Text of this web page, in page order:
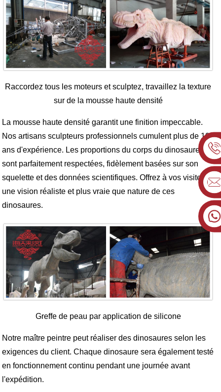
Raccordez tous les moteurs et sculptez, travaillez la texture
sur de la mousse haute densité
La mousse haute densité garantit une finition impeccable.
Nos artisans sculpteurs professionnels cumulent plus de 10
ans d'expérience. Les proportions du corps du dinosaure
sont parfaitement respectées, fidèlement basées sur son
squelette et des données scientifiques. Offrez à vos visiteurs
une vision réaliste et plus vraie que nature de ces
dinosaures.
Greffe de peau par application de silicone
Notre maître peintre peut réaliser des dinosaures selon les
exigences du client. Chaque dinosaure sera également testé
en fonctionnement continu pendant une journée avant
l'expédition.